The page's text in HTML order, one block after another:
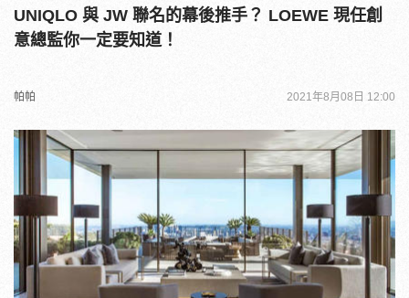
UNIQLO 與 JW 聯名的幕後推手？ LOEWE 現任創
意總監你一定要知道！
帕帕 2021年8月08日 12:00